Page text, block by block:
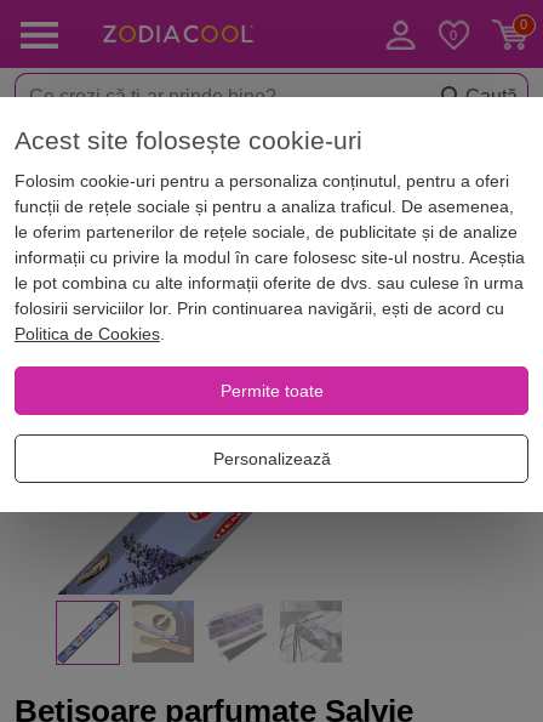
Caută
< Aromaterapie Betisoare parfumate
Betisoare parfumate Salvie
Acest site folosește cookie-uri
Folosim cookie-uri pentru a personaliza conținutul, pentru a oferi
funcții de rețele sociale și pentru a analiza traficul. De asemenea,
le oferim partenerilor de rețele sociale, de publicitate și de analize
informații cu privire la modul în care folosesc site-ul nostru. Aceștia
le pot combina cu alte informații oferite de dvs. sau culese în urma
folosirii serviciilor lor. Prin continuarea navigării, ești de acord cu
Politica de Cookies.
Permite toate
Personalizează